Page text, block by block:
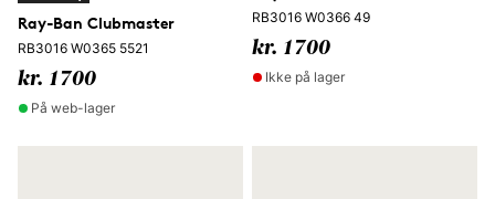
Ray-Ban Clubmaster
RB3016 W0365 5521
kr. 1700
På web-lager
RB3016 W0366 49
kr. 1700
Ikke på lager